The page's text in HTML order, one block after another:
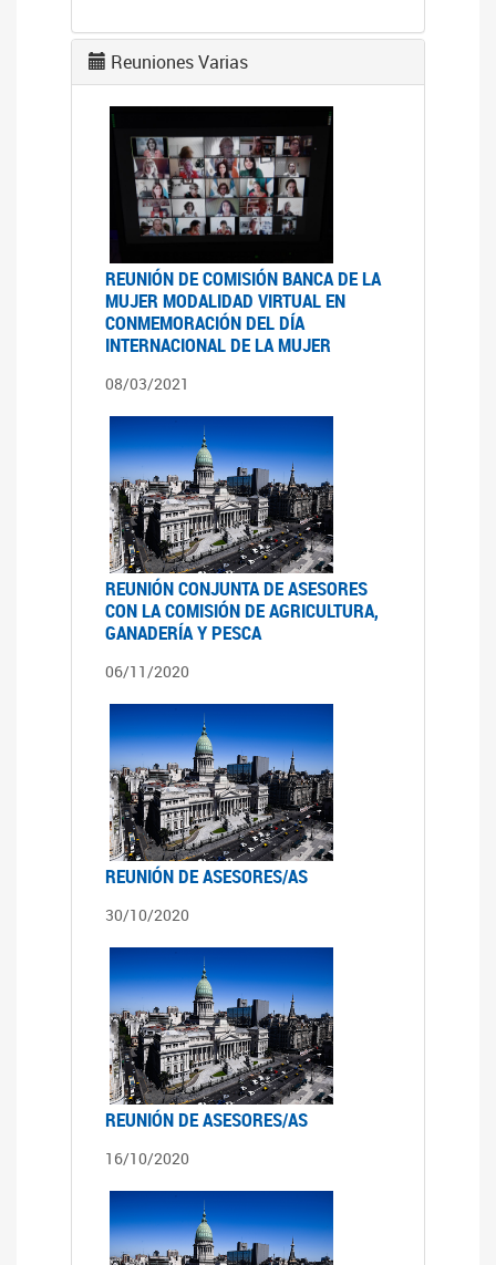
Reuniones Varias
REUNIÓN DE COMISIÓN BANCA DE LA
MUJER MODALIDAD VIRTUAL EN
CONMEMORACIÓN DEL DÍA
INTERNACIONAL DE LA MUJER
08/03/2021
REUNIÓN CONJUNTA DE ASESORES
CON LA COMISIÓN DE AGRICULTURA,
GANADERÍA Y PESCA
06/11/2020
REUNIÓN DE ASESORES/AS
30/10/2020
REUNIÓN DE ASESORES/AS
16/10/2020